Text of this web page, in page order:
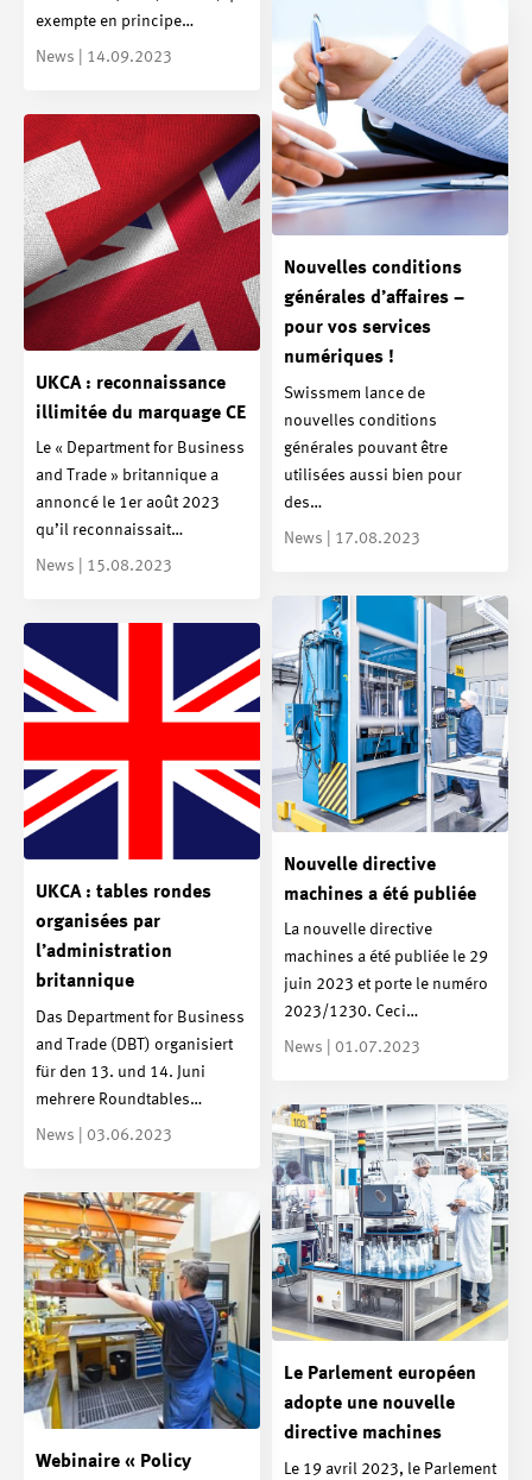
exempte en principe…
News | 14.09.2023
Nouvelles conditions
générales d’affaires –
pour vos services
numériques !
Swissmem lance de
nouvelles conditions
générales pouvant être
utilisées aussi bien pour
des…
News | 17.08.2023
UKCA : reconnaissance
illimitée du marquage CE
Le « Department for Business
and Trade » britannique a
annoncé le 1er août 2023
qu’il reconnaissait…
News | 15.08.2023
Nouvelle directive
machines a été publiée
La nouvelle directive
machines a été publiée le 29
juin 2023 et porte le numéro
2023/1230. Ceci…
News | 01.07.2023
UKCA : tables rondes
organisées par
l’administration
britannique
Das Department for Business
and Trade (DBT) organisiert
für den 13. und 14. Juni
mehrere Roundtables…
News | 03.06.2023
Le Parlement européen
adopte une nouvelle
directive machines
Le 19 avril 2023, le Parlement
Webinaire « Policy